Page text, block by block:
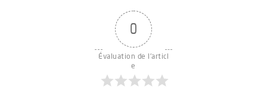
0
Évaluation de l'articl
e